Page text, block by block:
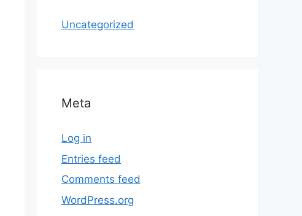
Uncategorized
Meta
Log in
Entries feed
Comments feed
WordPress.org